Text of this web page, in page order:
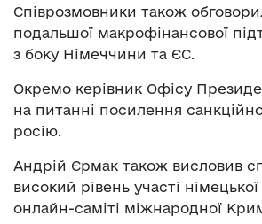
Співрозмовники також
подальшої макрофінансової
з боку Німеччини та ЄС.
Окремо керівник Офісу
на питанні посилення
росію.
Андрій Єрмак також висловив
високий рівень участі
онлайн-саміті міжнародної